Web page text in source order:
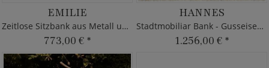
EMILIE
Zeitlose Sitzbank aus Metall und Holz
773,00 € *
HANNES
Stadtmobiliar Bank - Gusseisen & Holz
1.256,00 € *